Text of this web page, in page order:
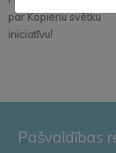
par Kopienu svētku
iniciatīvu!
Pašvaldības